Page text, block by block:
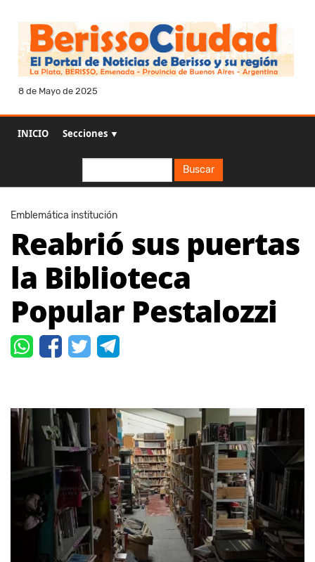
8 de Mayo de 2025
INICIO Secciones ▼
Buscar
Emblemática institución
Reabrió sus puertas
la Biblioteca
Popular Pestalozzi